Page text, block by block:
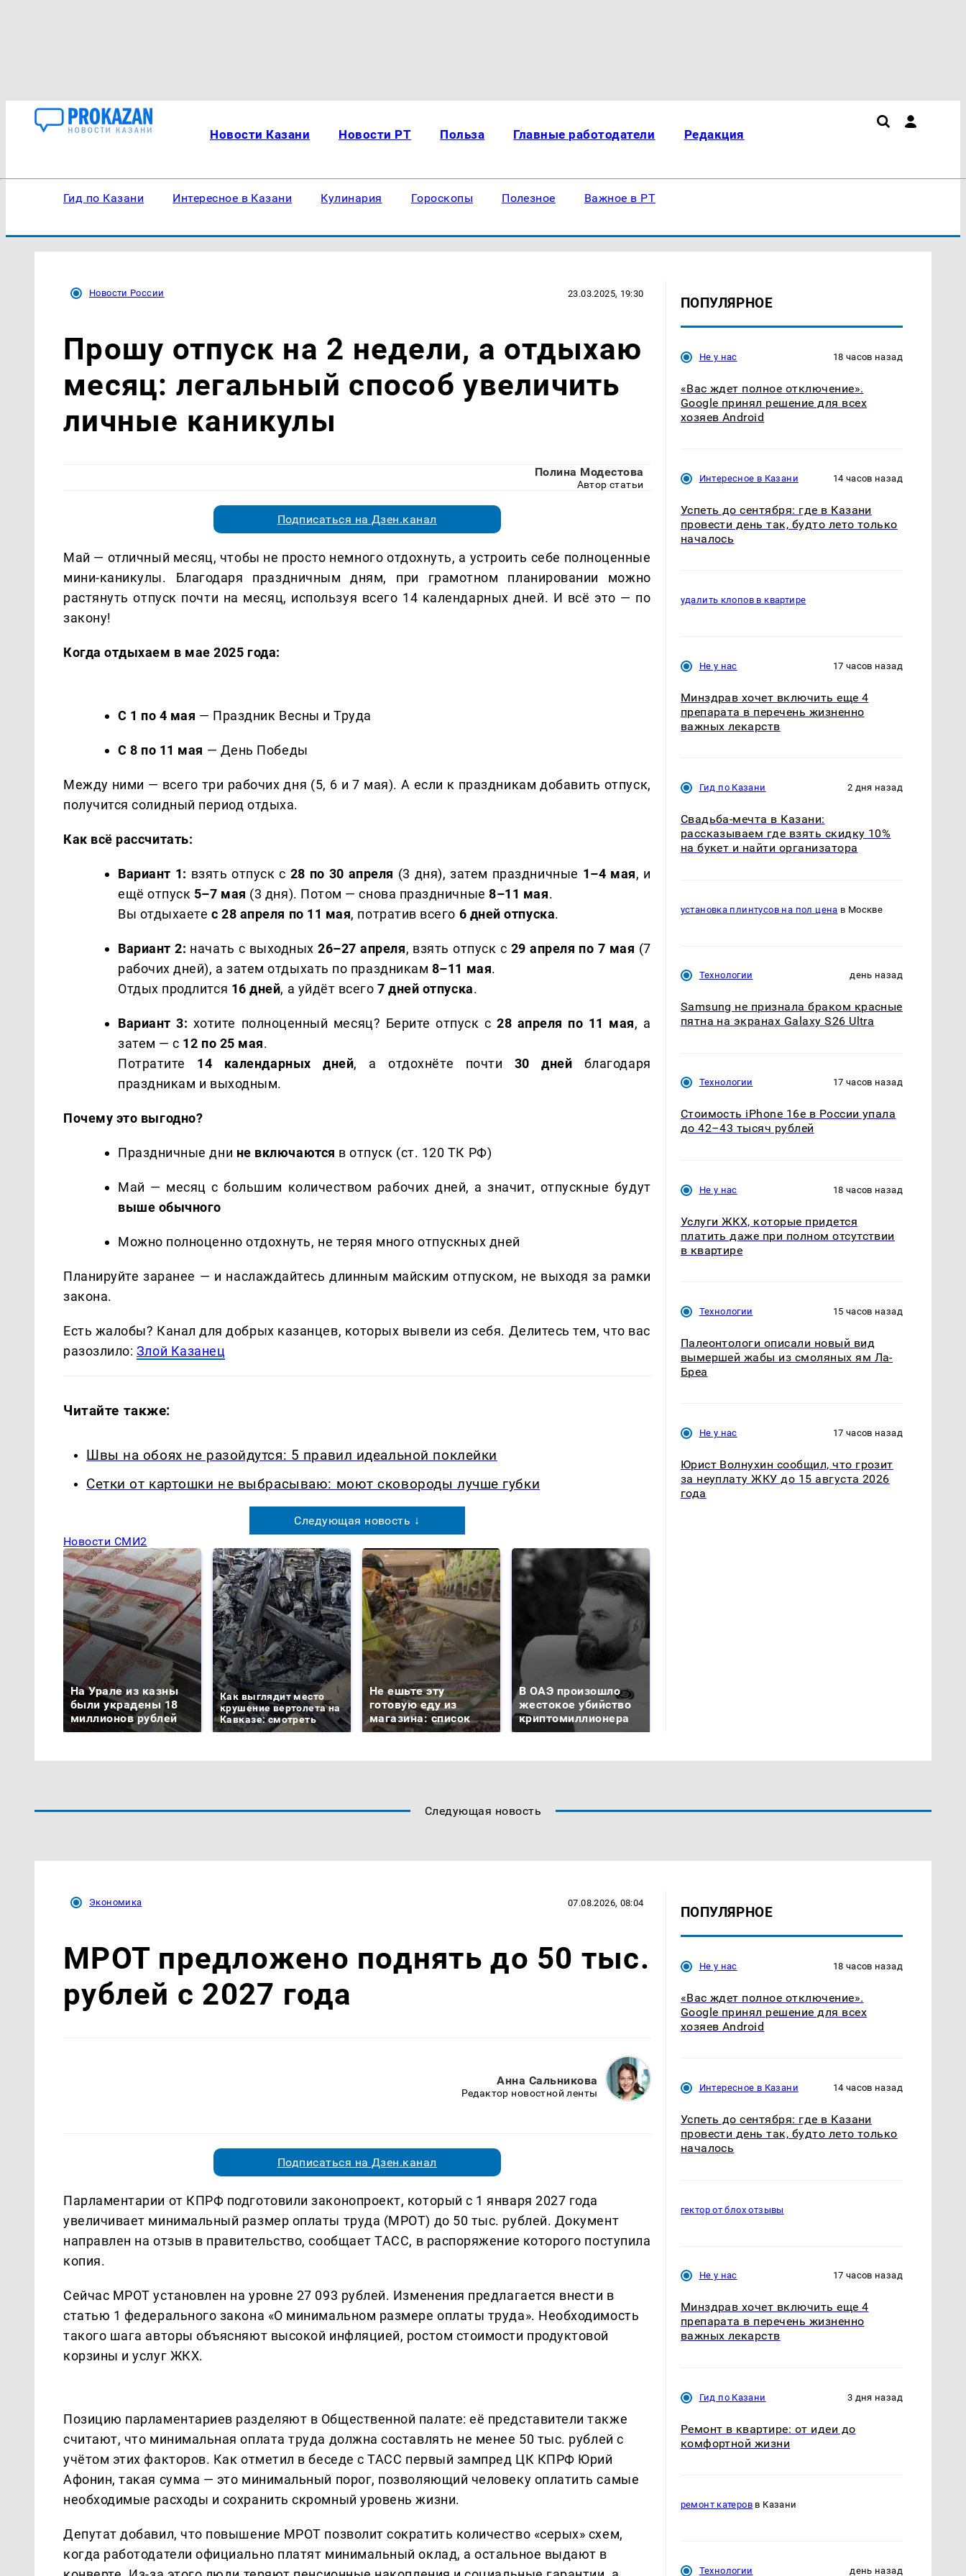
Новости Казани Новости РТ Польза Главные работодатели Редакция
Гид по Казани Интересное в Казани Кулинария Гороскопы Полезное Важное в РТ
Новости России 23.03.2025, 19:30
Прошу отпуск на 2 недели, а отдыхаю
месяц: легальный способ увеличить
личные каникулы
Полина Модестова
Автор статьи
Подписаться на Дзен.канал
Май — отличный месяц, чтобы не просто немного отдохнуть, а устроить себе полноценные
мини-каникулы. Благодаря праздничным дням, при грамотном планировании можно
растянуть отпуск почти на месяц, используя всего 14 календарных дней. И всё это — по
закону!
Когда отдыхаем в мае 2025 года:
С 1 по 4 мая — Праздник Весны и Труда
С 8 по 11 мая — День Победы
Между ними — всего три рабочих дня (5, 6 и 7 мая). А если к праздникам добавить отпуск,
получится солидный период отдыха.
Как всё рассчитать:
Вариант 1: взять отпуск с 28 по 30 апреля (3 дня), затем праздничные 1–4 мая, и
ещё отпуск 5–7 мая (3 дня). Потом — снова праздничные8–11 мая.
Вы отдыхаетес 28 апреля по 11 мая, потратив всего 6 дней отпуска.
Вариант 2: начать с выходных26–27 апреля, взять отпуск с 29 апреля по 7 мая (7
рабочих дней), а затем отдыхать по праздникам 8–11 мая.
Отдых продлится 16 дней, а уйдёт всего7 дней отпуска.
Вариант 3: хотите полноценный месяц? Берите отпуск с28 апреля по 11 мая, а
затем — с 12 по 25 мая.
Потратите 14 календарных дней, а отдохнёте почти 30 дней благодаря
праздникам и выходным.
Почему это выгодно?
Праздничные дни не включаются в отпуск (ст. 120 ТК РФ)
Май — месяц с большим количеством рабочих дней, а значит, отпускные будут
выше обычного
Можно полноценно отдохнуть, не теряя много отпускных дней
Планируйте заранее — и наслаждайтесь длинным майским отпуском, не выходя за рамки
закона.
Есть жалобы? Канал для добрых казанцев, которых вывели из себя. Делитеcь тем, что вас
разозлило: Злой Казанец
Читайте также:
Швы на обоях не разойдутся: 5 правил идеальной поклейки
Сетки от картошки не выбрасываю: моют сковороды лучше губки
Следующая новость ↓
Новости СМИ2
На Урале из казны
были украдены 18
миллионов рублей
Как выглядит место
крушение вертолета на
Кавказе: смотреть
Не ешьте эту
готовую еду из
магазина: список
В ОАЭ произошло
жестокое убийство
криптомиллионера
ПОПУЛЯРНОЕ
Не у нас 18 часов назад
«Вас ждет полное отключение».
Google принял решение для всех
хозяев Android
Интересное в Казани 14 часов назад
Успеть до сентября: где в Казани
провести день так, будто лето только
началось
удалить клопов в квартире
Не у нас 17 часов назад
Минздрав хочет включить еще 4
препарата в перечень жизненно
важных лекарств
Гид по Казани 2 дня назад
Свадьба-мечта в Казани:
рассказываем где взять скидку 10%
на букет и найти организатора
установка плинтусов на пол цена в Москве
Технологии день назад
Samsung не признала браком красные
пятна на экранах Galaxy S26 Ultra
Технологии 17 часов назад
Стоимость iPhone 16e в России упала
до 42–43 тысяч рублей
Не у нас 18 часов назад
Услуги ЖКХ, которые придется
платить даже при полном отсутствии
в квартире
Технологии 15 часов назад
Палеонтологи описали новый вид
вымершей жабы из смоляных ям Ла-
Бреа
Не у нас 17 часов назад
Юрист Волнухин сообщил, что грозит
за неуплату ЖКУ до 15 августа 2026
года
Следующая новость
Экономика 07.08.2026, 08:04
МРОТ предложено поднять до 50 тыс.
рублей с 2027 года
Анна Сальникова
Редактор новостной ленты
Подписаться на Дзен.канал
Парламентарии от КПРФ подготовили законопроект, который с 1 января 2027 года
увеличивает минимальный размер оплаты труда (МРОТ) до 50 тыс. рублей. Документ
направлен на отзыв в правительство, сообщает ТАСС, в распоряжение которого поступила
копия.
Сейчас МРОТ установлен на уровне 27 093 рублей. Изменения предлагается внести в
статью 1 федерального закона «О минимальном размере оплаты труда». Необходимость
такого шага авторы объясняют высокой инфляцией, ростом стоимости продуктовой
корзины и услуг ЖКХ.
Позицию парламентариев разделяют в Общественной палате: её представители также
считают, что минимальная оплата труда должна составлять не менее 50 тыс. рублей с
учётом этих факторов. Как отметил в беседе с ТАСС первый зампред ЦК КПРФ Юрий
Афонин, такая сумма — это минимальный порог, позволяющий человеку оплатить самые
необходимые расходы и сохранить скромный уровень жизни.
Депутат добавил, что повышение МРОТ позволит сократить количество «серых» схем,
когда работодатели официально платят минимальный оклад, а остальное выдают в
ПОПУЛЯРНОЕ
Не у нас 18 часов назад
«Вас ждет полное отключение».
Google принял решение для всех
хозяев Android
Интересное в Казани 14 часов назад
Успеть до сентября: где в Казани
провести день так, будто лето только
началось
гектор от блох отзывы
Не у нас 17 часов назад
Минздрав хочет включить еще 4
препарата в перечень жизненно
важных лекарств
Гид по Казани 3 дня назад
Ремонт в квартире: от идеи до
комфортной жизни
ремонт катеров в Казани
Технологии день назад